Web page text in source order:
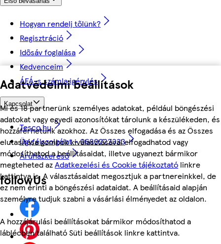
Adatvédelmi beállítások
Mi és 18 partnerünk személyes adatokat, például böngészési
adatokat vagy egyedi azonosítókat tárolunk a készülékeden, és
hozzáférhetünk azokhoz. Az Összes elfogadása és az Összes
elutasítása gombok kiválasztásával elfogadhatod vagy
módosíthatod a beállításaidat, illetve ugyanezt bármikor
megteheted azAdatkezelési és Cookie tájékoztató linkre
kattintva is. A választásaidat megosztjuk a partnereinkkel, de
ez nem érinti a böngészési adataidat. A beállításaid alapján
személyre tudjuk szabni a vásárlási élményedet az oldalon.
A hozzájárulási beállításokat bármikor módosíthatod a
láblécben található Süti beállítások linkre kattintva.
Hogyan rendelj tőlünk?
Regisztráció
Idősáv foglalása
Kedvenceim
ÁFÁ-s számla igénylés
Kapcsolat
Tesco.hu
Ügyfélszolgálat - 0680222333
Áruházkereső
followUs